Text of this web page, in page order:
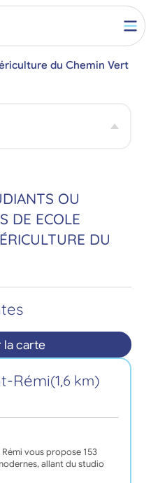
du Chemin Vert
OU
DE ECOLE
DU
carte
Rémi(1,6 km)
vous propose 153
allant du studio